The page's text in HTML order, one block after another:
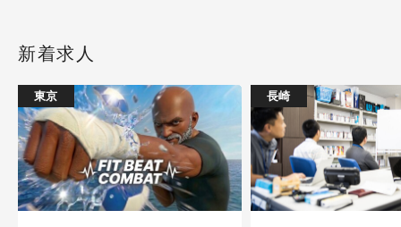
新着求人
東京 長崎